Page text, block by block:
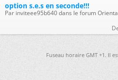
option s.e.s en seconde!!!
Par inviteee95b640 dans le forum
Fuseau horaire GMT +1. Il